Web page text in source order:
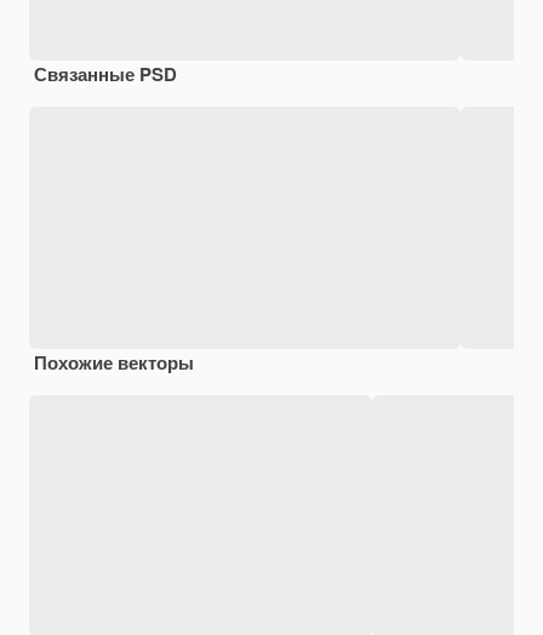
Связанные PSD
Похожие векторы